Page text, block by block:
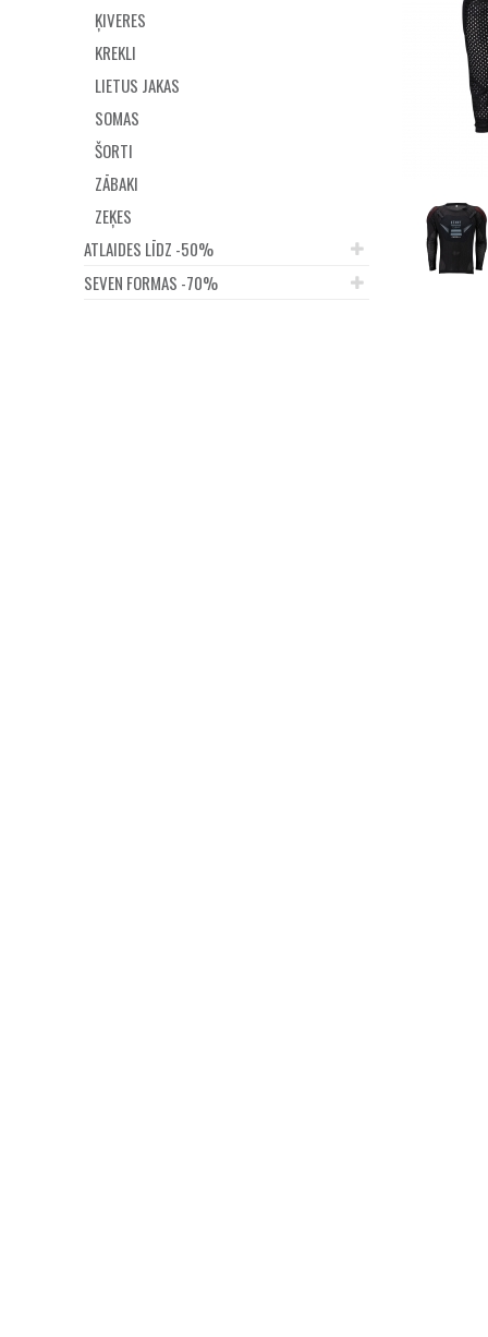
ĶIVERES
KREKLI
LIETUS JAKAS
SOMAS
ŠORTI
ZĀBAKI
ZEĶES
ATLAIDES LĪDZ -50%
SEVEN FORMAS -70%